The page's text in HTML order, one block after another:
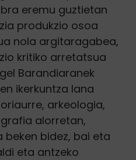
eremu guztietan
produkzio osoa
nola argitaragabea,
kritiko arretatsua
Barandiaranek
ikerkuntza lana
arkeologia,
alorretan,
bidez, bai eta
eta antzeko